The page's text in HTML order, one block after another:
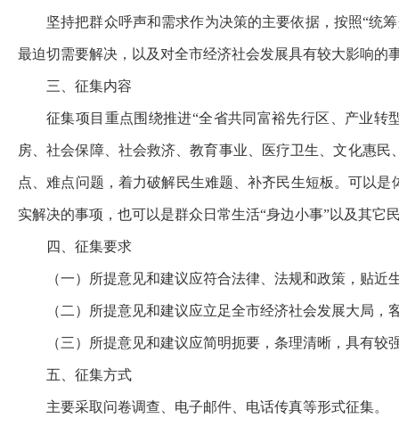
坚持把群众呼声和需求作为决策的主要依据，按照“统
最迫切需要解决，以及对全市经济社会发展具有较大影响
三、征集内容
征集项目重点围绕推进“全省共同富裕先行区、产业
房、社会保障、社会救济、教育事业、医疗卫生、文化惠
点、难点问题，着力破解民生难题、补齐民生短板。可以
实解决的事项，也可以是群众日常生活“身边小事”以及其它
四、征集要求
（一）所提意见和建议应符合法律、法规和政策，贴近
（二）所提意见和建议应立足全市经济社会发展大局
（三）所提意见和建议应简明扼要，条理清晰，具有
五、征集方式
主要采取问卷调查、电子邮件、电话传真等形式征集。